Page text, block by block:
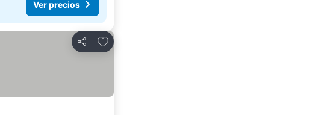
Ver precios
Compartir
Agregar a favoritos